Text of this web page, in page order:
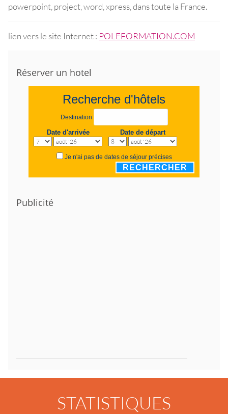
powerpoint, project, word, xpress, dans toute la France.
lien vers le site Internet : POLEFORMATION.COM
Réserver un hotel
Recherche d'hôtels
Destination
Date d'arrivée Date de départ
Je n'ai pas de dates de séjour précises
RECHERCHER
Publicité
STATISTIQUES